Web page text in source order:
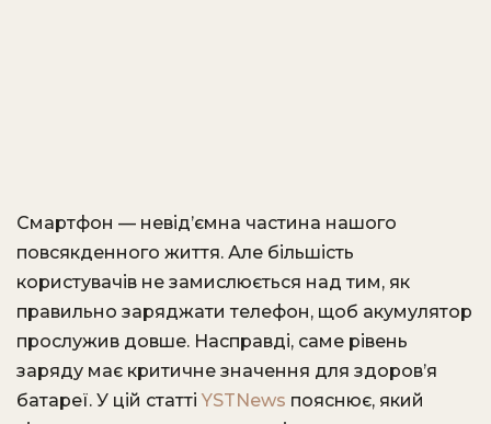
Смартфон — невід’ємна частина нашого
повсякденного життя. Але більшість
користувачів не замислюється над тим, як
правильно заряджати телефон, щоб акумулятор
прослужив довше. Насправді, саме рівень
заряду має критичне значення для здоров’я
батареї. У цій статті YSTNews пояснює, який